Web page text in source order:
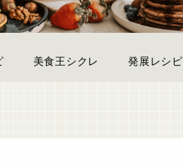
美食王シクレ 発展レシピ